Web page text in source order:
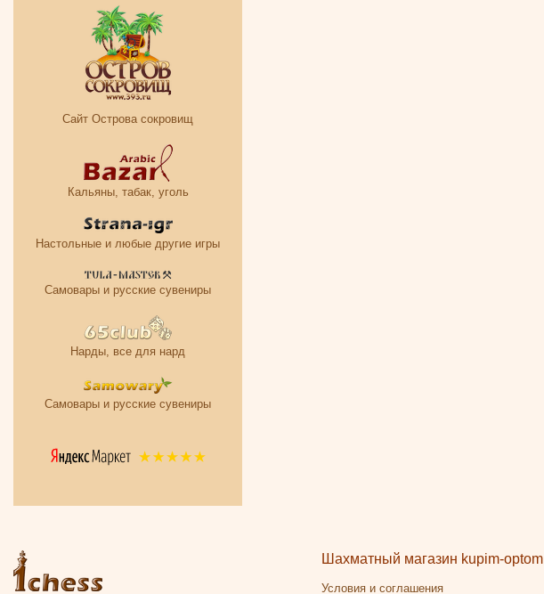
Сайт Острова сокровищ
Кальяны, табак, уголь
Настольные и любые другие игры
Самовары и русские сувениры
Нарды, все для нард
Самовары и русские сувениры
Шахматный магазин kupim-optom
Условия и соглашения